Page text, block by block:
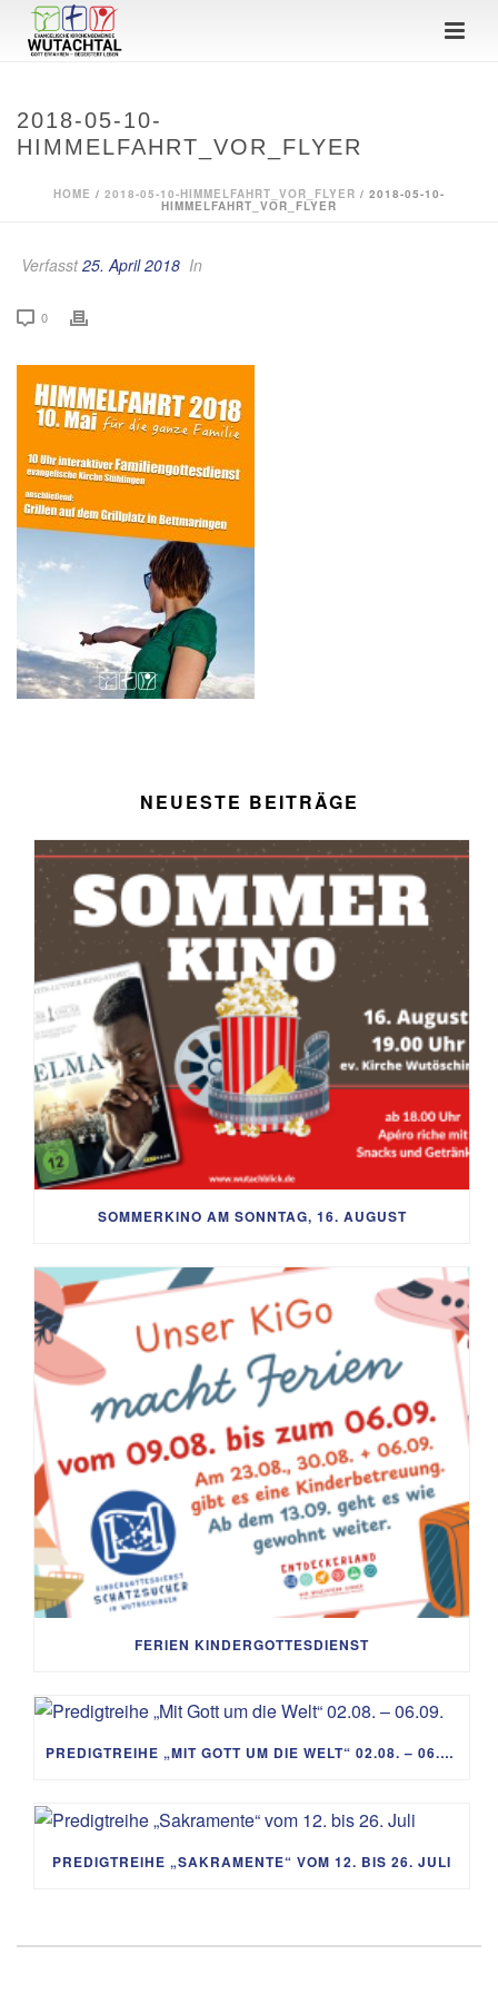
2018-05-10-
HIMMELFAHRT_VOR_FLYER
HOME / 2018-05-10-HIMMELFAHRT_VOR_FLYER / 2018-05-10-
HIMMELFAHRT_VOR_FLYER
Verfasst25. April 2018 In
0
NEUESTE BEITRÄGE
SOMMERKINO AM SONNTAG, 16. AUGUST
FERIEN KINDERGOTTESDIENST
PREDIGTREIHE „MIT GOTT UM DIE WELT“ 02.08. – 06.09.
PREDIGTREIHE „SAKRAMENTE“ VOM 12. BIS 26. JULI